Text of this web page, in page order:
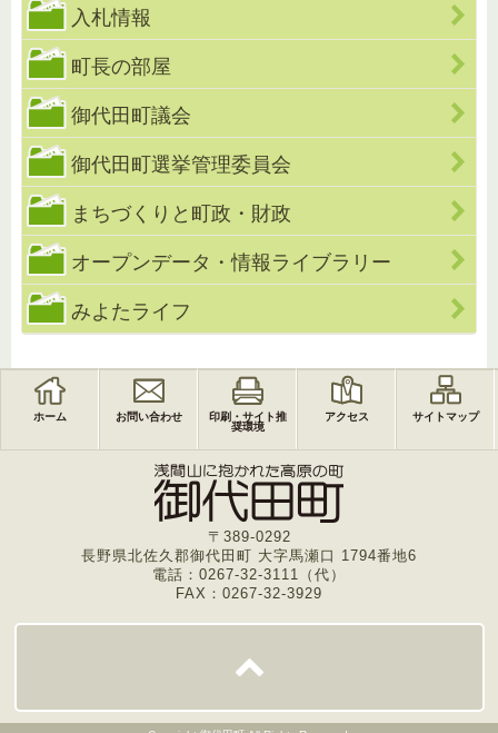
入札情報
町長の部屋
御代田町議会
御代田町選挙管理委員会
まちづくりと町政・財政
オープンデータ・情報ライブラリー
みよたライフ
ホーム お問い合わせ
印刷・サイト推
奨環境
アクセス サイトマップ
〒389-0292
長野県北佐久郡御代田町 大字馬瀬口 1794番地6
電話：0267-32-3111（代）
FAX：0267-32-3929